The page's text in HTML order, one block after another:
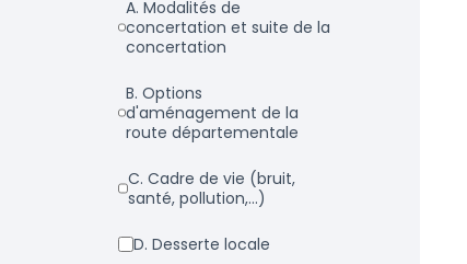
a. Modalités de
concertation et suite de la
concertation
b. Options
d'aménagement de la
route départementale
c. Cadre de vie (bruit,
santé, pollution,...)
d. Desserte locale